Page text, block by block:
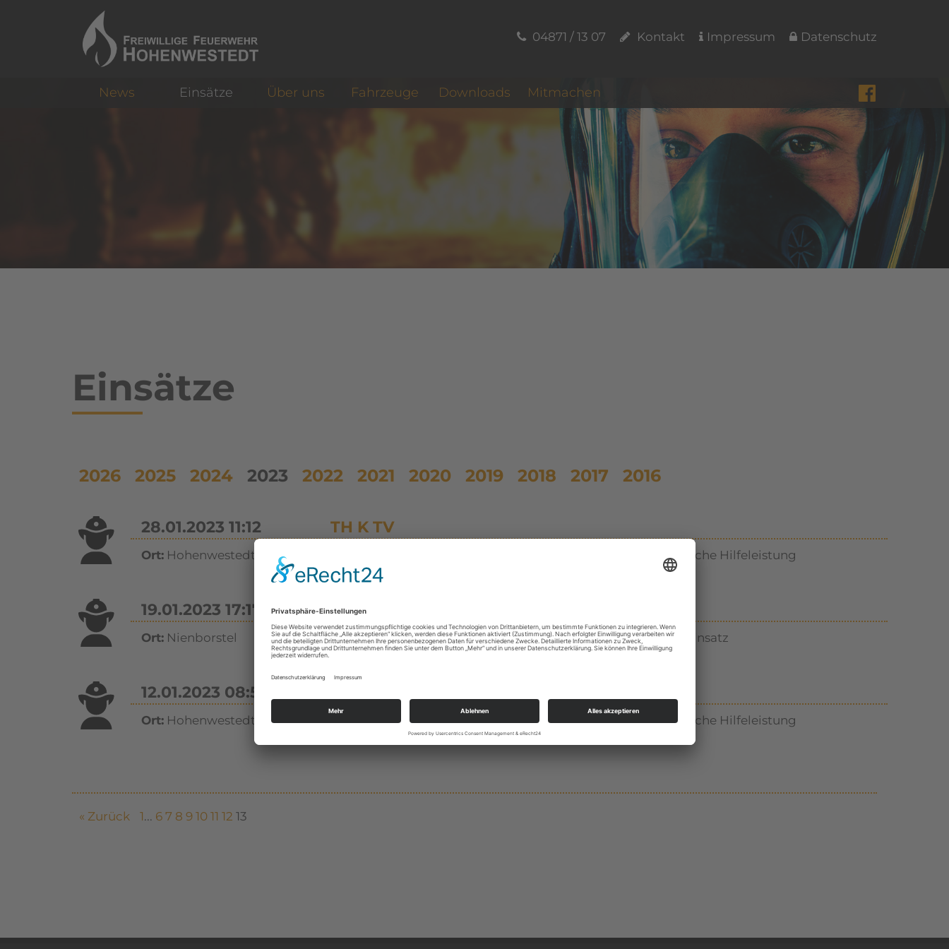
04871 / 13 07 Kontakt Impressum Datenschutz
News Einsätze Über uns Fahrzeuge Downloads Mitmachen
Einsätze
2026 2025 2024 2023 2022 2021 2020 2019 2018 2017 2016
28.01.2023 11:12 TH K TV
Ort:Hohenwestedt Technische Hilfeleistung
19.01.2023 17:17 FEU 2, Anforderung WBK
Ort:Nienborstel Straße:Hofkoppel Einsatzart:Brandeinsatz
12.01.2023 08:56
Ort:Hohenwestedt Straße:Am Voßbarg Einsatzart:Technische Hilfeleistung
« Zurück 1... 6 7 8 9 10 11 12 13